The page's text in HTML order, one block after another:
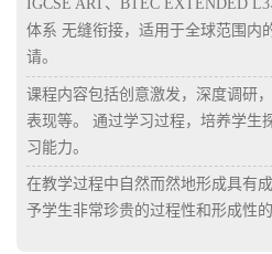
IGCSE ART、BTEC EXTENDED
体系 无缝衔接，适用于全球范围内
请。
课程内容包括创意激发，深度调研
表现等。 通过学习过程，培养学生
习能力。
在教学过程中自然而然地形成具有
予学生非常珍贵的过程性和形成性的